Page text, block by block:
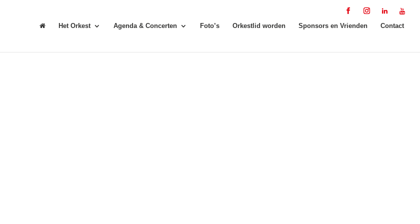
Het Orkest Agenda & Concerten Foto’s Orkestlid worden Sponsors en Vrienden Contact